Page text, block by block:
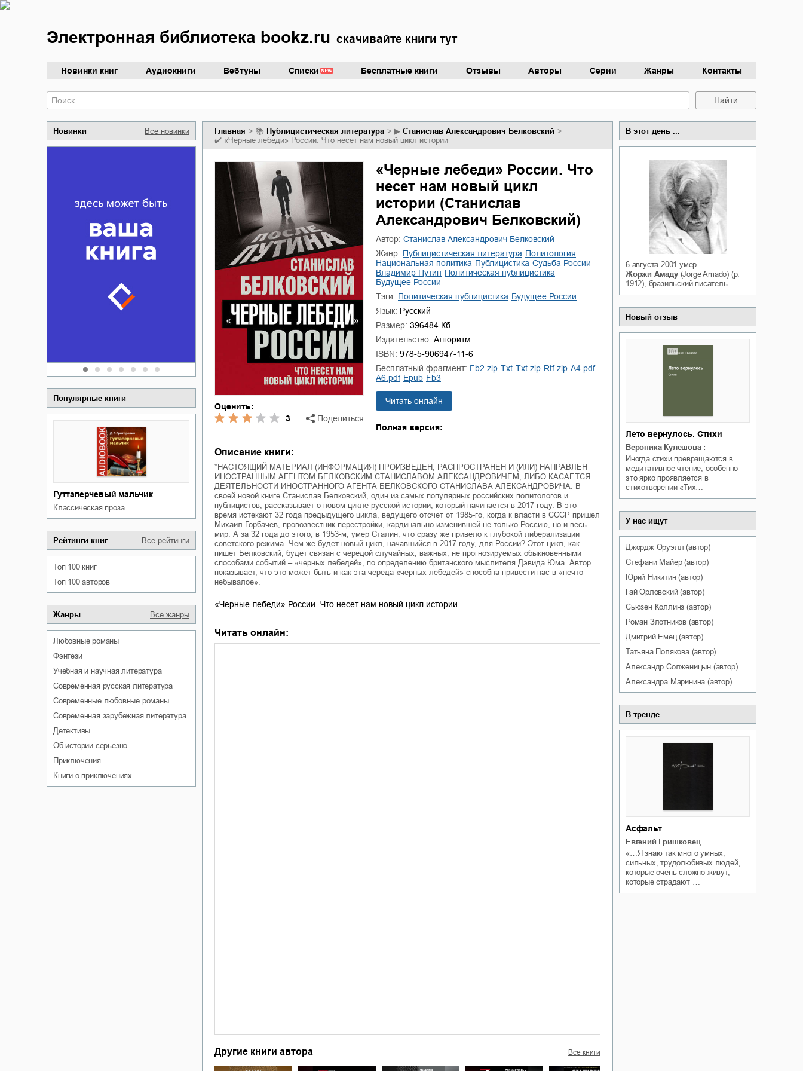
Электронная библиотека bookz.ru скачивайте книги тут
Новинки книг Аудиокниги Вебтуны Списки Бесплатные книги Отзывы Авторы Серии Жанры Контакты
Найти
Новинки Все новинки
Забытая земля Новоросии:
о судьбе Кировоградской
области
Сергей Николаевич Сидоренко
Забытая земля Новоросии:
о судьбе Кировоградской
области
Сергей Николаевич Сидоренко
Ольга Вечная
Белая ворона на факультете
Теней
Популярные книги
Гуттаперчевый мальчик
классическая проза
Рейтинги книг Все рейтинги
Топ 100 книг
Топ 100 авторов
Жанры Все жанры
любовные романы
фэнтези
учебная и научная литература
современная русская литература
современные любовные романы
современная зарубежная литература
детективы
об истории серьезно
приключения
книги о приключениях
Главная 📚 публицистическая литература ▶ Станислав Александрович Белковский
✔️ «Черные лебеди» России. Что несет нам новый цикл истории
Оценить:
3
Поделиться
«Черные лебеди» России. Что
несет нам новый цикл
истории (Станислав
Александрович Белковский)
Автор:
Станислав Александрович Белковский
Жанр:
публицистическая литература
политология
национальная политика
публицистика
судьба России
Владимир Путин
политическая публицистика
будущее России
Тэги:
политическая публицистика
будущее России
Язык: Русский
Размер: 396484 Кб
Издательство: Алгоритм
ISBN: 978-5-906947-11-6
Бесплатный фрагмент:
fb2.zip txt txt.zip rtf.zip
a4.pdf
a6.pdf
epub fb3
Читать онлайн
Полная версия:
Описание книги:
*НАСТОЯЩИЙ МАТЕРИАЛ (ИНФОРМАЦИЯ) ПРОИЗВЕДЕН, РАСПРОСТРАНЕН И (ИЛИ) НАПРАВЛЕН
ИНОСТРАННЫМ АГЕНТОМ БЕЛКОВСКИМ СТАНИСЛАВОМ АЛЕКСАНДРОВИЧЕМ, ЛИБО КАСАЕТСЯ
ДЕЯТЕЛЬНОСТИ ИНОСТРАННОГО АГЕНТА БЕЛКОВСКОГО СТАНИСЛАВА АЛЕКСАНДРОВИЧА. В
своей новой книге Станислав Белковский, один из самых популярных российских политологов и
публицистов, рассказывает о новом цикле русской истории, который начинается в 2017 году. В это
время истекают 32 года предыдущего цикла, ведущего отсчет от 1985-го, когда к власти в СССР пришел
Михаил Горбачев, провозвестник перестройки, кардинально изменившей не только Россию, но и весь
мир. А за 32 года до этого, в 1953-м, умер Сталин, что сразу же привело к глубокой либерализации
советского режима. Чем же будет новый цикл, начавшийся в 2017 году, для России? Этот цикл, как
пишет Белковский, будет связан с чередой случайных, важных, не прогнозируемых обыкновенными
способами событий – «черных лебедей», по определению британского мыслителя Дэвида Юма. Автор
показывает, что это может быть и как эта череда «черных лебедей» способна привести нас в «нечто
небывалое».
«Черные лебеди» России. Что несет нам новый цикл истории
Читать онлайн:
Другие книги автора Все книги
В этот день ...
6 августа 2001 умер
Жоржи Амаду(Jorge Amado) (р.
1912), бразильский писатель.
Новый отзыв
Лето вернулось. Стихи
Вероника Кулешова :
Иногда стихи превращаются в
медитативное чтение, особенно
это ярко проявляется в
стихотворении «Тих…
У нас ищут
Джордж Оруэлл (автор)
Стефани Майер(автор)
Юрий Никитин(автор)
Гай Орловский(автор)
Сьюзен Коллинз (автор)
Роман Злотников (автор)
Дмитрий Емец(автор)
Татьяна Полякова(автор)
Александр Солженицын (автор)
Александра Маринина (автор)
В тренде
Асфальт
Евгений Гришковец
«…Я знаю так много умных,
сильных, трудолюбивых людей,
которые очень сложно живут,
которые страдают …